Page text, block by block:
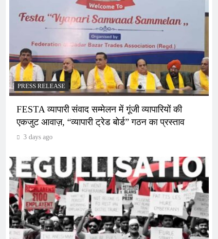
PRESS RELEASE
FESTA व्यापारी संवाद सम्मेलन में गूंजी व्यापारियों की
एकजुट आवाज़, “व्यापारी ट्रेड बोर्ड” गठन का प्रस्ताव
3 days ago